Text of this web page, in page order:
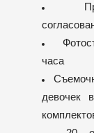
часа
девочек